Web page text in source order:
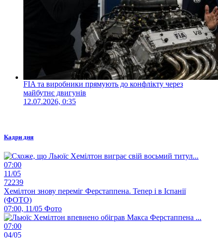
FIA та виробники прямують до конфлікту через
майбутнє двигунів
12.07.2026, 0:35
Кадри дня
07:00
11/05
72239
Хемілтон знову переміг Ферстаппена. Тепер і в Іспанії
(ФОТО)
07:00, 11/05 Фото
07:00
04/05